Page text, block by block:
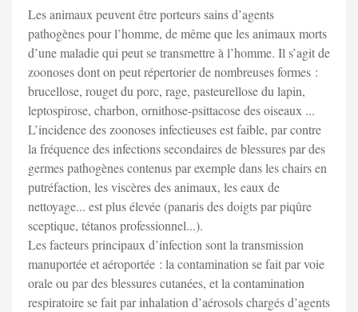
Les animaux peuvent être porteurs sains d’agents
pathogènes pour l’homme, de même que les animaux morts
d’une maladie qui peut se transmettre à l’homme. Il s’agit de
zoonoses dont on peut répertorier de nombreuses formes :
brucellose, rouget du porc, rage, pasteurellose du lapin,
leptospirose, charbon, ornithose-psittacose des oiseaux ...
L’incidence des zoonoses infectieuses est faible, par contre
la fréquence des infections secondaires de blessures par des
germes pathogènes contenus par exemple dans les chairs en
putréfaction, les viscères des animaux, les eaux de
nettoyage... est plus élevée (panaris des doigts par piqûre
sceptique, tétanos professionnel...).
Les facteurs principaux d’infection sont la transmission
manuportée et aéroportée : la contamination se fait par voie
orale ou par des blessures cutanées, et la contamination
respiratoire se fait par inhalation d’aérosols chargés d’agents